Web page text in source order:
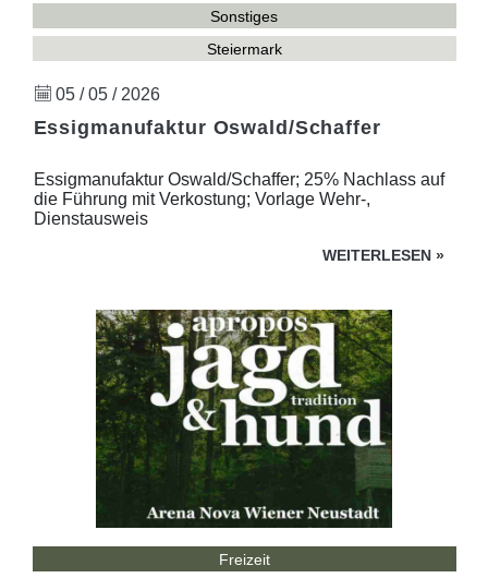
Sonstiges
Steiermark
05 / 05 / 2026
Essigmanufaktur Oswald/Schaffer
Essigmanufaktur Oswald/Schaffer; 25% Nachlass auf
die Führung mit Verkostung; Vorlage Wehr-,
Dienstausweis
WEITERLESEN »
Freizeit